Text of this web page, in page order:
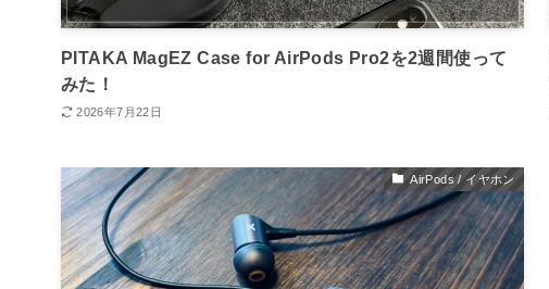
PITAKA MagEZ Case for AirPods Pro2を2週間使って
みた！
2026年7月22日
AirPods / イヤホン